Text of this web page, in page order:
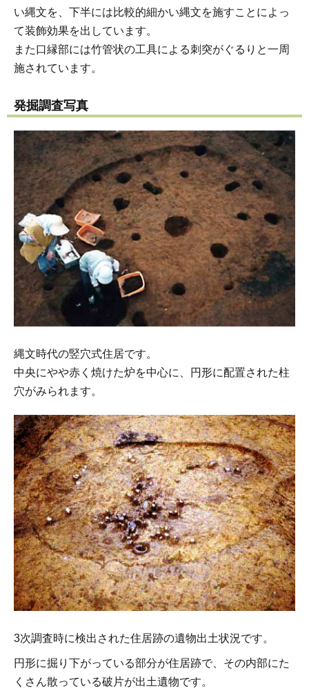
い縄文を、下半には比較的細かい縄文を施すことによっ
て装飾効果を出しています。
また口縁部には竹管状の工具による刺突がぐるりと一周
施されています。
発掘調査写真
縄文時代の竪穴式住居です。
中央にやや赤く焼けた炉を中心に、円形に配置された柱
穴がみられます。
3次調査時に検出された住居跡の遺物出土状況です。
円形に掘り下がっている部分が住居跡で、その内部にた
くさん散っている破片が出土遺物です。